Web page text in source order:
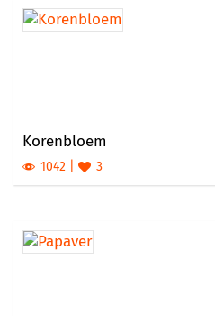
Korenbloem
1042 3